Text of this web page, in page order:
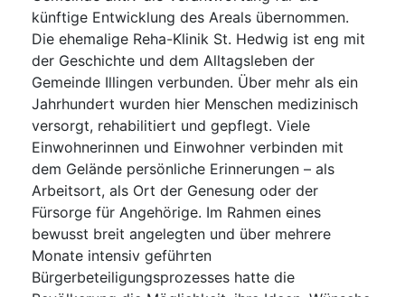
künftige Entwicklung des Areals übernommen.
Die ehemalige Reha-Klinik St. Hedwig ist eng mit
der Geschichte und dem Alltagsleben der
Gemeinde Illingen verbunden. Über mehr als ein
Jahrhundert wurden hier Menschen medizinisch
versorgt, rehabilitiert und gepflegt. Viele
Einwohnerinnen und Einwohner verbinden mit
dem Gelände persönliche Erinnerungen – als
Arbeitsort, als Ort der Genesung oder der
Fürsorge für Angehörige. Im Rahmen eines
bewusst breit angelegten und über mehrere
Monate intensiv geführten
Bürgerbeteiligungsprozesses hatte die